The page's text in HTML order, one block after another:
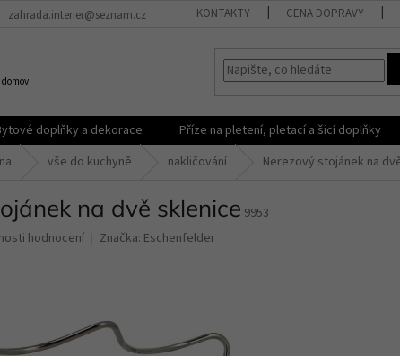
zahrada.interier@seznam.cz KONTAKTY CENA DOPRAVY
doplňky a dekorace Příze na pletení, pletací a šicí doplňky
vše do kuchyně nakličování Nerezový stojánek na
na dvě sklenice 9953
hodnocení Značka: Eschenfelder